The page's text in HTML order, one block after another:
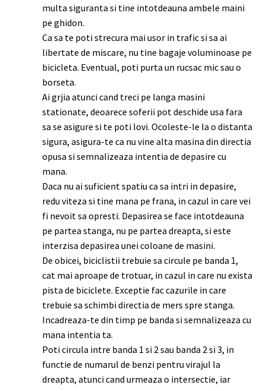
multa siguranta si tine intotdeauna ambele maini
pe ghidon.
Ca sa te poti strecura mai usor in trafic si sa ai
libertate de miscare, nu tine bagaje voluminoase pe
bicicleta. Eventual, poti purta un rucsac mic sau o
borseta.
Ai grjia atunci cand treci pe langa masini
stationate, deoarece soferii pot deschide usa fara
sa se asigure si te poti lovi. Ocoleste-le la o distanta
sigura, asigura-te ca nu vine alta masina din directia
opusa si semnalizeaza intentia de depasire cu
mana.
Daca nu ai suficient spatiu ca sa intri in depasire,
redu viteza si tine mana pe frana, in cazul in care vei
fi nevoit sa opresti. Depasirea se face intotdeauna
pe partea stanga, nu pe partea dreapta, si este
interzisa depasirea unei coloane de masini.
De obicei, biciclistii trebuie sa circule pe banda 1,
cat mai aproape de trotuar, in cazul in care nu exista
pista de biciclete. Exceptie fac cazurile in care
trebuie sa schimbi directia de mers spre stanga.
Incadreaza-te din timp pe banda si semnalizeaza cu
mana intentia ta.
Poti circula intre banda 1 si 2 sau banda 2 si 3, in
functie de numarul de benzi pentru virajul la
dreapta, atunci cand urmeaza o intersectie, iar